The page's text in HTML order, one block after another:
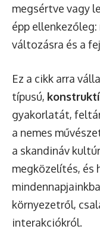
megsértve vagy
épp
változásra és a
Ez a cikk arra
típusú,
gyakorlatát,
a nemes
a skandináv
megközelítés, és
környezetről,
interakciókról.